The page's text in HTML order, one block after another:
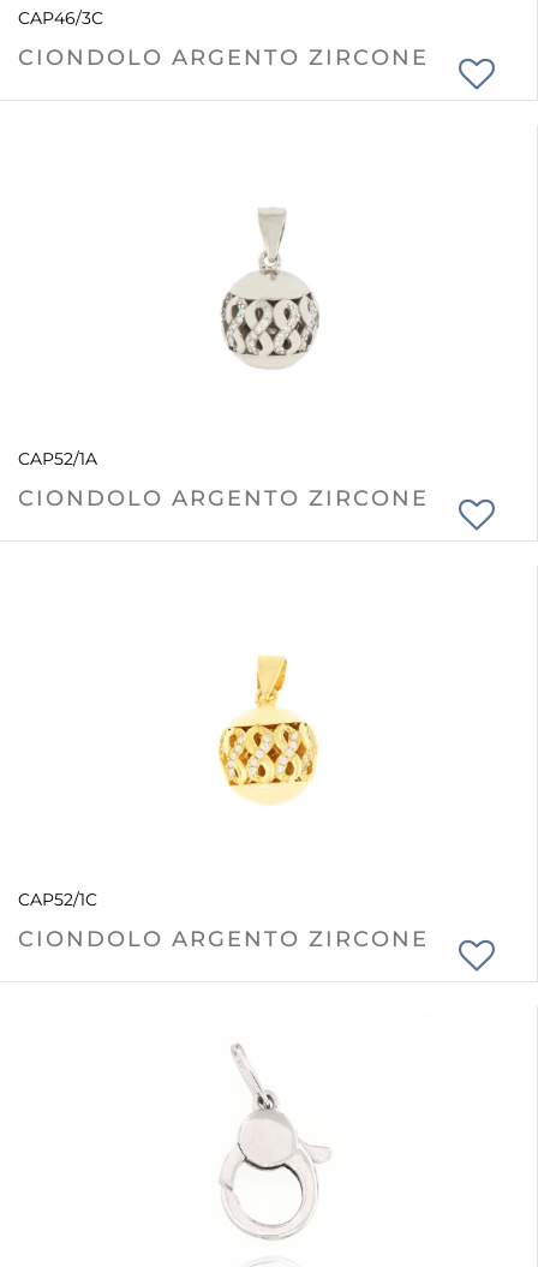
CAP46/3C
CIONDOLO ARGENTO ZIRCONE
CAP52/1A
CIONDOLO ARGENTO ZIRCONE
CAP52/1C
CIONDOLO ARGENTO ZIRCONE